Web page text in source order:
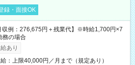
録・面接OK
収例：276,675円＋残業代】※時給1,700円×7
務の場合
あり
：上限40,000円／月まで（規定あり）